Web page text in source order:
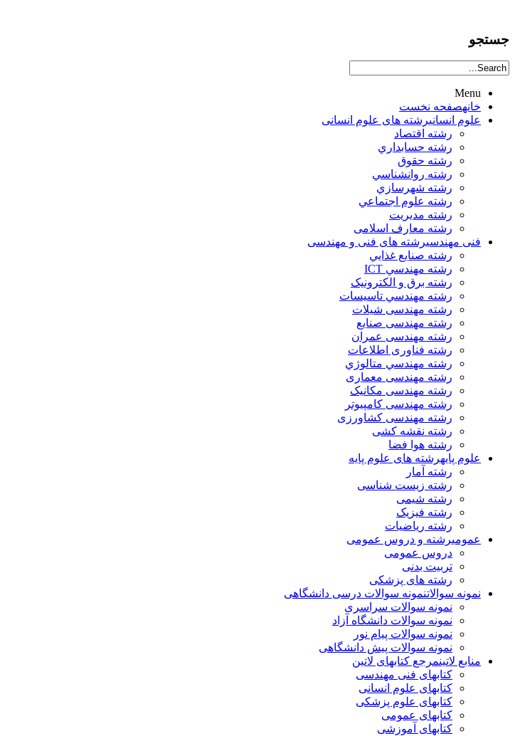
جستجو
Menu
خانهصفحه نخست
علوم انسانيرشته های علوم انسانی
رشته اقتصاد
رشته حسابداري
رشته حقوق
رشته روانشناسي
رشته شهرسازي
رشته علوم اجتماعي
رشته مديريت
رشته معارف اسلامی
فنی مهندسیرشته های فنی و مهندسی
رشته صنايع غذايي
رشته مهندسي ICT
رشته برق و الکترونيک
رشته مهندسي تاسيسات
رشته مهندسی شیلات
رشته مهندسی صنایع
رشته مهندسی عمران
رشته فناوری اطلاعات
رشته مهندسي متالوژي
رشته مهندسی معماری
رشته مهندسی مکانیک
رشته مهندسی کامپیوتر
رشته مهندسی کشاورزی
رشته نقشه کشی
رشته هوا فضا
علوم پایهرشته های علوم پایه
رشته آمار
رشته زیست شناسی
رشته شیمی
رشته فیزیک
رشته ریاضیات
عمومیرشته و دروس عمومی
دروس عمومی
تربیت بدنی
رشته های پزشکی
نمونه سوالاتنمونه سوالات درسی دانشگاهی
نمونه سوالات سراسری
نمونه سوالات دانشگاه آزاد
نمونه سوالات پیام نور
نمونه سوالات پیش دانشگاهی
منابع لاتینمرجع کتابهای لاتین
کتابهای فنی مهندسی
کتابهای علوم انسانی
کتابهای علوم پزشکی
کتابهای عمومی
کتابهای آموزشی